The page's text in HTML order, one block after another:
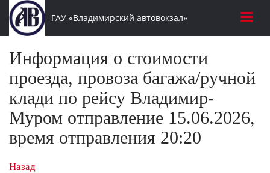
ГАУ «Владимирский автовокзал»
Информация о стоимости
проезда, провоза багажа/ручной
клади по рейсу Владимир-
Муром отправление 15.06.2026,
время отправления 20:20
Назад